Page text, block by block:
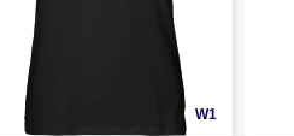
W1